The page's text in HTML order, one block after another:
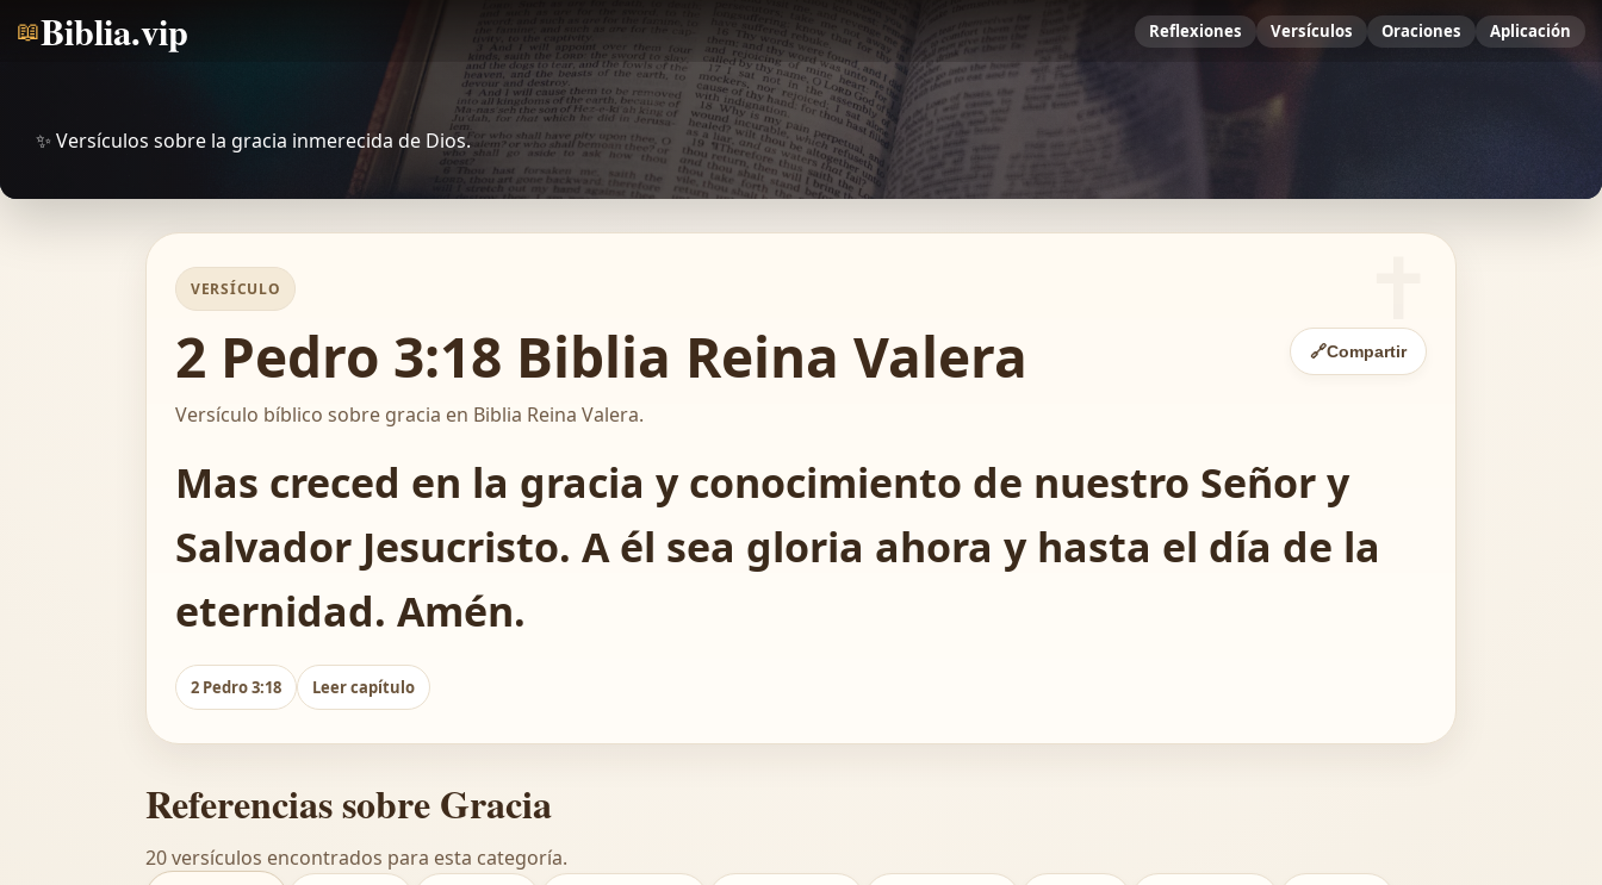
📖Biblia.vip Reflexiones Versículos Oraciones Aplicación
✨ Versículos sobre la gracia inmerecida de Dios.
VERSÍCULO
2 Pedro 3:18 Biblia Reina Valera 🔗Compartir
Versículo bíblico sobre gracia en Biblia Reina Valera.
Mas creced en la gracia y conocimiento de nuestro Señor y
Salvador Jesucristo. A él sea gloria ahora y hasta el día de la
eternidad. Amén.
2 Pedro 3:18 Leer capítulo
Referencias sobre Gracia
20 versículos encontrados para esta categoría.